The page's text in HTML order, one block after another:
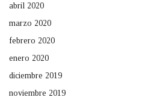
abril 2020
marzo 2020
febrero 2020
enero 2020
diciembre 2019
noviembre 2019